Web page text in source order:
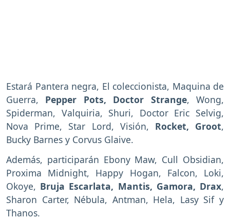
Estará Pantera negra, El coleccionista, Maquina de
Guerra, Pepper Pots, Doctor Strange, Wong,
Spiderman, Valquiria, Shuri, Doctor Eric Selvig,
Nova Prime, Star Lord, Visión, Rocket, Groot,
Bucky Barnes y Corvus Glaive.
Además, participarán Ebony Maw, Cull Obsidian,
Proxima Midnight, Happy Hogan, Falcon, Loki,
Okoye, Bruja Escarlata, Mantis, Gamora, Drax,
Sharon Carter, Nébula, Antman, Hela, Lasy Sif y
Thanos.